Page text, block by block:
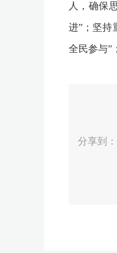
人，确保
进”；坚持
全民参与”
分享到：